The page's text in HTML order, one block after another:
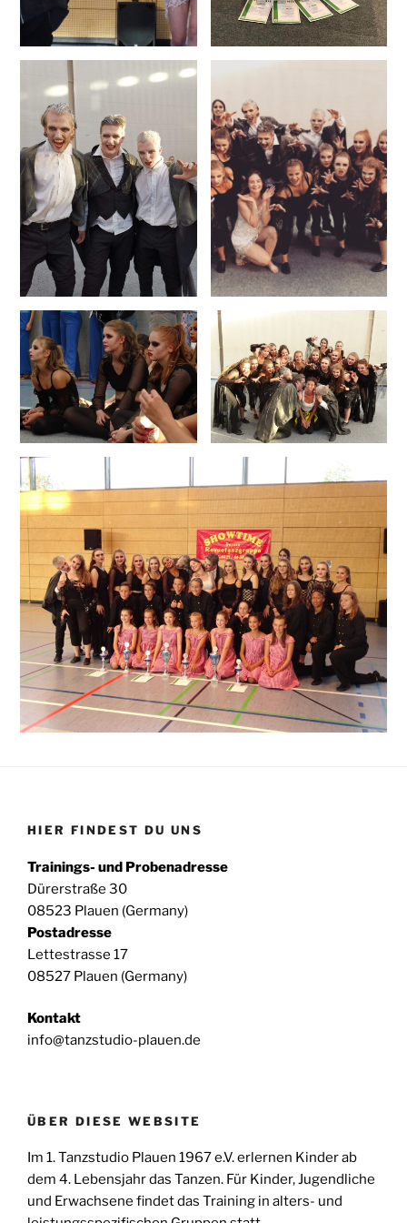
HIER FINDEST DU UNS
Trainings- und Probenadresse
Dürerstraße 30
08523 Plauen (Germany)
Postadresse
Lettestrasse 17
08527 Plauen (Germany)
Kontakt
info@tanzstudio-plauen.de
ÜBER DIESE WEBSITE
Im 1. Tanzstudio Plauen 1967 e.V. erlernen Kinder ab
dem 4. Lebensjahr das Tanzen. Für Kinder, Jugendliche
und Erwachsene findet das Training in alters- und